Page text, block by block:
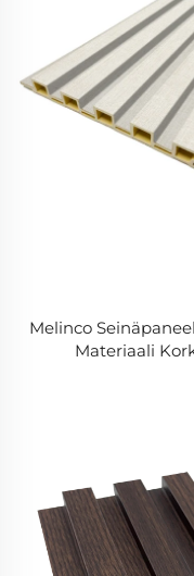
Melinco
Materiaali